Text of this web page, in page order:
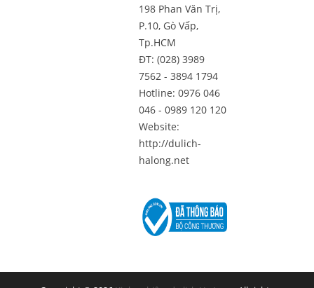
198 Phan Văn Trị,
P.10, Gò Vấp,
Tp.HCM
ĐT: (028) 3989
7562 - 3894 1794
Hotline: 0976 046
046 - 0989 120 120
Website:
http://dulich-
halong.net